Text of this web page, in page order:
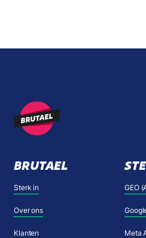
BRUTAEL
Sterk in
Over ons
Klanten
GEO
Meta